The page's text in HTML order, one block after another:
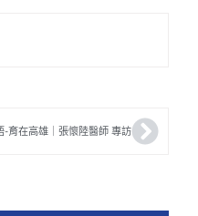
-育在高雄｜張懷陸醫師 專訪